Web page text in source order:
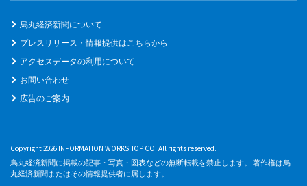
烏丸経済新聞について
プレスリリース・情報提供はこちらから
アクセスデータの利用について
お問い合わせ
広告のご案内
Copyright 2026 INFORMATION WORKSHOP CO. All rights reserved.
烏丸経済新聞に掲載の記事・写真・図表などの無断転載を禁止します。 著作権は烏
丸経済新聞またはその情報提供者に属します。